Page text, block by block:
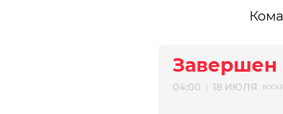
Завершен
04:00 18 ИЮЛЯ